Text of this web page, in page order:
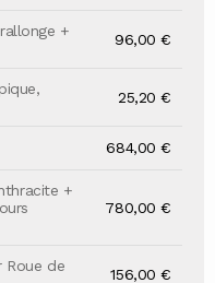
+
96,00 €
25,20 €
684,00 €
+
780,00 €
Roue de
156,00 €